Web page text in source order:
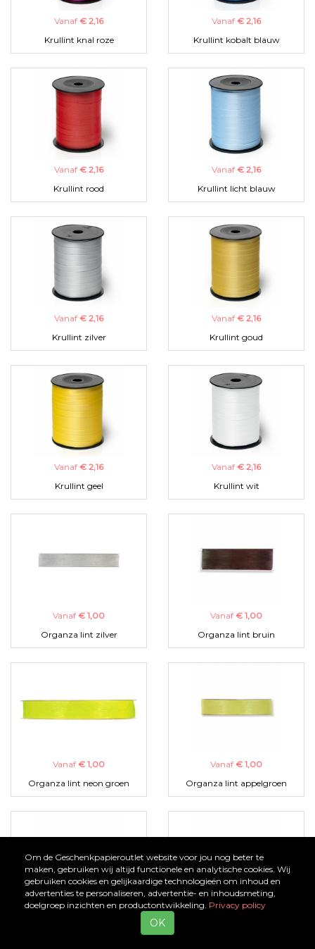
Vanaf € 2,16
Krullint knal roze
Vanaf € 2,16
Krullint kobalt blauw
Vanaf € 2,16
Krullint rood
Vanaf € 2,16
Krullint licht blauw
Vanaf € 2,16
Krullint zilver
Vanaf € 2,16
Krullint goud
Vanaf € 2,16
Krullint geel
Vanaf € 2,16
Krullint wit
Vanaf € 1,00
Organza lint zilver
Vanaf € 1,00
Organza lint bruin
Vanaf € 1,00
Organza lint neon groen
Vanaf € 1,00
Organza lint appelgroen
Vanaf Vanaf€ 1,00
Om de Geschenkpapieroutlet website voor jou nog beter te
maken, gebruiken wij altijd functionele en analytische cookies. Wij
gebruiken cookies en gelijkaardige technologieën om inhoud en
advertenties te personaliseren, advertentie- en inhoudsmeting,
doelgroep inzichten en productontwikkeling. Privacy policy
OK